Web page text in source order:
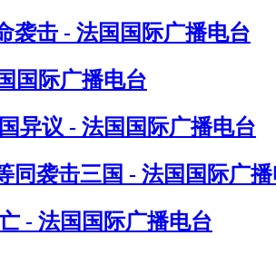
袭击 - 法国国际广播电台
国际广播电台
异议 - 法国国际广播电台
同袭击三国 - 法国国际广
- 法国国际广播电台